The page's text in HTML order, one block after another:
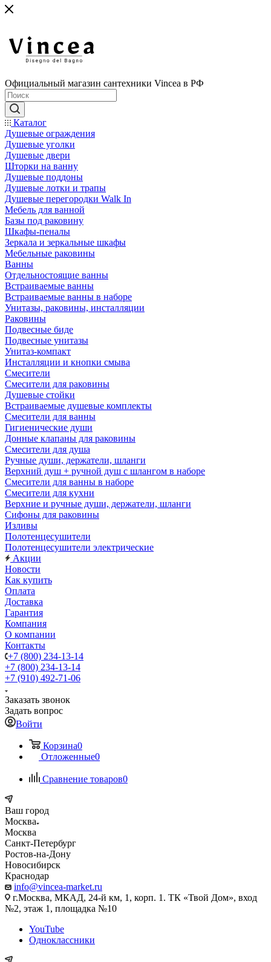
Официальный магазин сантехники Vincea в РФ
Каталог
Душевые ограждения
Душевые уголки
Душевые двери
Шторки на ванну
Душевые поддоны
Душевые лотки и трапы
Душевые перегородки Walk In
Мебель для ванной
Базы под раковину
Шкафы-пеналы
Зеркала и зеркальные шкафы
Мебельные раковины
Ванны
Отдельностоящие ванны
Встраиваемые ванны
Встраиваемые ванны в наборе
Унитазы, раковины, инсталляции
Раковины
Подвесные биде
Подвесные унитазы
Унитаз-компакт
Инсталляции и кнопки смыва
Смесители
Смесители для раковины
Душевые стойки
Встраиваемые душевые комплекты
Смесители для ванны
Гигиенические души
Донные клапаны для раковины
Смесители для душа
Ручные души, держатели, шланги
Верхний душ + ручной душ с шлангом в наборе
Смесители для ванны в наборе
Смесители для кухни
Верхние и ручные души, держатели, шланги
Сифоны для раковины
Изливы
Полотенцесушители
Полотенцесушители электрические
Акции
Новости
Как купить
Оплата
Доставка
Гарантия
Компания
О компании
Контакты
+7 (800) 234-13-14
+7 (800) 234-13-14
+7 (910) 492-71-06
Заказать звонок
Задать вопрос
Войти
Корзина0
Отложенные0
Сравнение товаров0
Ваш город
Москва
Москва
Санкт-Петербург
Ростов-на-Дону
Новосибирск
Краснодар
info@vincea-market.ru
г.Москва, МКАД, 24-й км, 1, корп. 1. ТК «Твой Дом», вход
№2, этаж 1, площадка №10
YouTube
Одноклассники